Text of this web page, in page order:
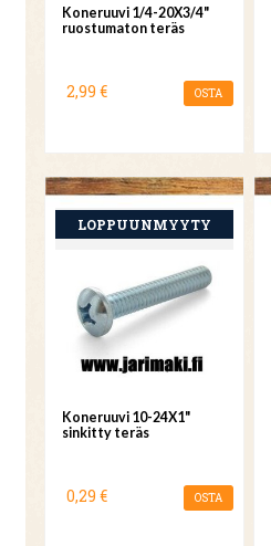
Koneruuvi 1/4-20X3/4"
ruostumaton teräs
2,99 € OSTA
Koneruuvi 10-24X1"
sinkitty teräs
0,29 € OSTA